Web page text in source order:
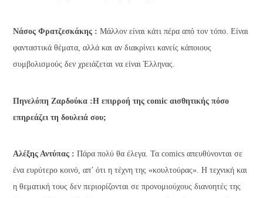
Νάσος Φρατζεσκάκης : Μάλλον είναι κάτι πέρα από τον τόπο. Είναι
φανταστικά θέματα, αλλά και αν διακρίνει κανείς κάποιους
συμβολισμούς δεν χρειάζεται να είναι Έλληνας.
Πηνελόπη Ζαρδούκα :Η επιρροή της comic αισθητικής πόσο
επηρεάζει τη δουλειά σου;
Αλέξης Αντύπας : Πάρα πολύ θα έλεγα. Τα comics απευθύνονται σε
ένα ευρύτερο κοινό, απ’ ότι η τέχνη της «κουλτούρας». Η τεχνική και
η θεματική τους δεν περιορίζονται σε προνομιούχους διανοητές της